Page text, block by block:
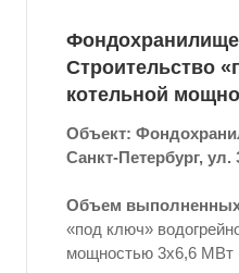
Строительство
котельной
Объект:
Санкт-Петербург, ул.
Объем выполненных
«под ключ»
мощностью 3x6,6 МВт